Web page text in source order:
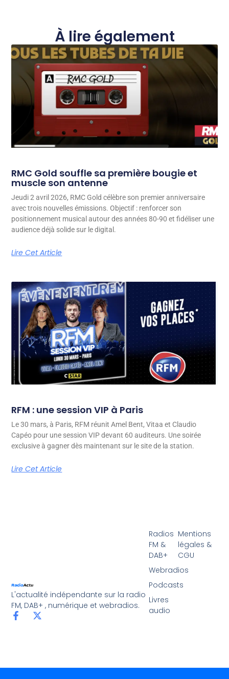
À lire également
RMC Gold souffle sa première bougie et
muscle son antenne
Jeudi 2 avril 2026, RMC Gold célèbre son premier anniversaire
avec trois nouvelles émissions. Objectif : renforcer son
positionnement musical autour des années 80-90 et fidéliser une
audience déjà solide sur le digital.
Lire Cet Article
RFM : une session VIP à Paris
Le 30 mars, à Paris, RFM réunit Amel Bent, Vitaa et Claudio
Capéo pour une session VIP devant 60 auditeurs. Une soirée
exclusive à gagner dès maintenant sur le site de la station.
Lire Cet Article
L'actualité indépendante sur la radio
FM, DAB+ , numérique et webradios.
Radios
FM &
DAB+
Webradios
Podcasts
Livres
audio
Mentions
légales &
CGU